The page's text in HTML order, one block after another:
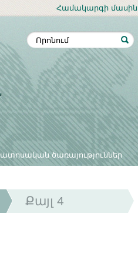
Համակարգի մասին
ծառայություններ
Քայլ 4